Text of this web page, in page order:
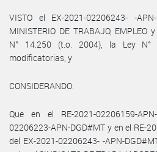
VISTO el EX-2021-02206243- -
MINISTERIO DE TRABAJO, EMPLEO
N° 14.250 (t.o. 2004), la Ley
modificatorias, y
CONSIDERANDO:
Que en el RE-2021-02206159-
02206223-APN-DGD#MT y en el RE-
del EX-2021-02206243- -APN-